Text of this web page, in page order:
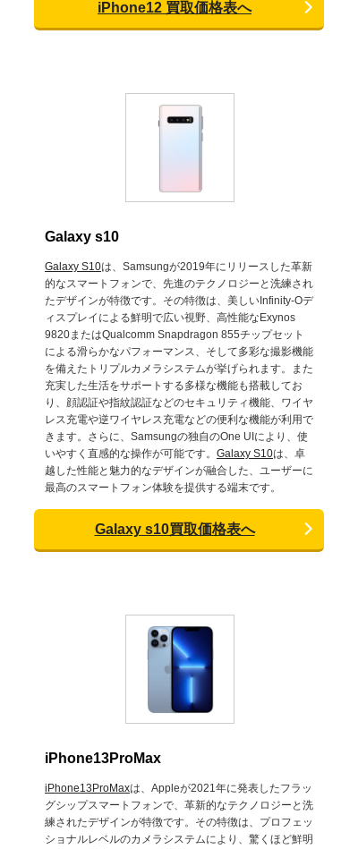
iPhone12 買取価格表へ
Galaxy s10
Galaxy S10は、Samsungが2019年にリリースした革新
的なスマートフォンで、先進のテクノロジーと洗練され
たデザインが特徴です。その特徴は、美しいInfinity-Oデ
ィスプレイによる鮮明で広い視野、高性能なExynos
9820またはQualcomm Snapdragon 855チップセット
による滑らかなパフォーマンス、そして多彩な撮影機能
を備えたトリプルカメラシステムが挙げられます。また
充実した生活をサポートする多様な機能も搭載してお
り、顔認証や指紋認証などのセキュリティ機能、ワイヤ
レス充電や逆ワイヤレス充電などの便利な機能が利用で
きます。さらに、Samsungの独自のOne UIにより、使
いやすく直感的な操作が可能です。 Galaxy S10は、卓
越した性能と魅力的なデザインが融合した、ユーザーに
最高のスマートフォン体験を提供する端末です。
Galaxy s10買取価格表へ
iPhone13ProMax
iPhone13ProMaxは、Appleが2021年に発表したフラッ
グシップスマートフォンで、革新的なテクノロジーと洗
練されたデザインが特徴です。その特徴は、プロフェッ
ショナルレベルのカメラシステムにより、驚くほど鮮明